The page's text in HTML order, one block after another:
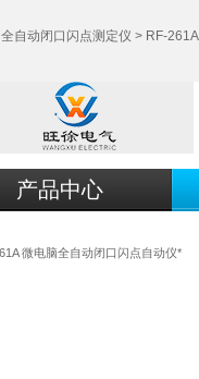
全自动闭口闪点测定仪 > RF-
产品中心